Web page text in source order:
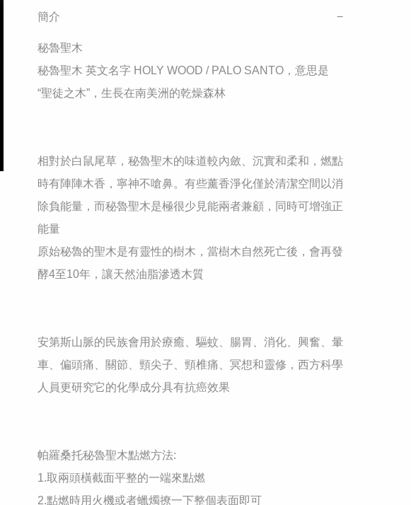
簡介 −
秘魯聖木
秘魯聖木 英文名字 HOLY WOOD / PALO SANTO，意思是
“聖徒之木”，生長在南美洲的乾燥森林
相對於白鼠尾草，秘魯聖木的味道較內斂、沉實和柔和，燃點
時有陣陣木香，寧神不嗆鼻。有些薰香淨化僅於清潔空間以消
除負能量，而秘魯聖木是極很少見能兩者兼顧，同時可增強正
能量
原始秘魯的聖木是有靈性的樹木，當樹木自然死亡後，會再發
酵4至10年，讓天然油脂滲透木質
安第斯山脈的民族會用於療癒、驅蚊、腸胃、消化、興奮、暈
車、偏頭痛、關節、頸尖子、頸椎痛、冥想和靈修，西方科學
人員更研究它的化學成分具有抗癌效果
帕羅桑托秘魯聖木點燃方法:
1.取兩頭橫截面平整的一端來點燃
2.點燃時用火機或者蠟燭撩一下整個表面即可